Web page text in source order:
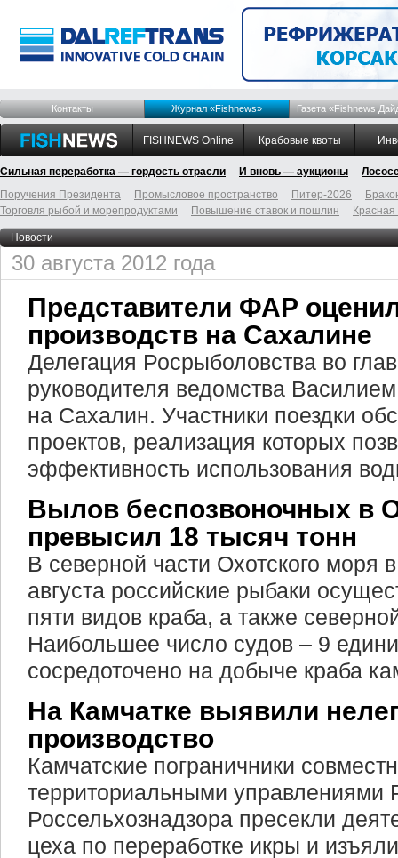
Контакты Журнал «Fishnews» Газета «Fishnews
FISHNEWS Online Крабовые квоты
Сильная переработка — гордость отрасли И вновь — аукционы
Поручения Президента
Промысловое пространство Питер-2026
Торговля рыбой и морепродуктами
Повышение ставок и пошлин
Новости
30 августа 2012 года
Представители ФАР
производств на Сахалине
Делегация Росрыболовства во
руководителя ведомства
на Сахалин. Участники поездки
проектов, реализация которых
эффективность использования
Вылов беспозвоночных в
превысил 18 тысяч тонн
В северной части Охотского моря
августа российские рыбаки
пяти видов краба, а также
Наибольшее число судов – 9
сосредоточено на добыче краба
На Камчатке выявили
производство
Камчатские пограничники
территориальными управлениями
Россельхознадзора пресекли
цеха по переработке икры и